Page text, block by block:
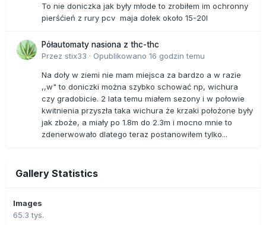
To nie doniczka jak były młode to zrobiłem im ochronny
pierśćień z rury pcv maja dołek około 15-20l
Półautomaty nasiona z thc-thc
Przez stix33 · Opublikowano 16 godzin temu
Na doły w ziemi nie mam miejsca za bardzo a w razie
,,w" to doniczki można szybko schować np, wichura
czy gradobicie. 2 lata temu miałem sezony i w połowie
kwitnienia przyszła taka wichura że krzaki położone były
jak zboże, a miały po 1.8m do 2.3m i mocno mnie to
zdenerwowało dlatego teraz postanowiłem tylko...
Gallery Statistics
Images
65.3 tys.